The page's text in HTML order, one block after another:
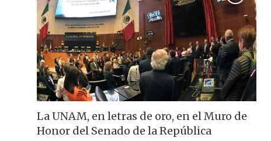
La UNAM, en letras de oro, en el Muro de
Honor del Senado de la República